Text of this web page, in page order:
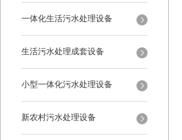
一体化生活污水处理设备
生活污水处理成套设备
小型一体化污水处理设备
新农村污水处理设备